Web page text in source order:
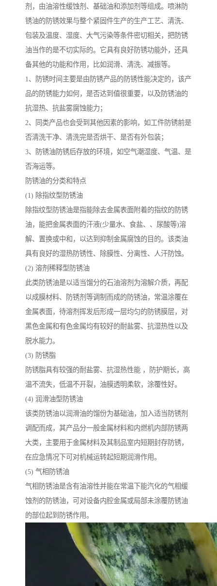
剂，由油溶性缓蚀剂、基础油和添加剂等组成。喷淋防
锈油的防锈效果与整个紧固件生产的生产工艺、清洗、
包装及温度、湿度、大气污染等条件密切相关，把防锈
油当作的是不切实际的。它具有良好防锈功能外，还具
备其他的功能和作用，比如润滑、清洗、减振等。
1、防锈时间主要是由防锈产品的防锈性能决定的，该产
品的防锈能力如何，是否达到值很重要，以及防锈油的
抗湿热、抗盐雾腐蚀能力；
2、同类产品也会受到其他因素的影响，如工件防锈前是
否清洗干净、清洗完是否烘干、是否有外包装；
3、防锈油防锈后存放的环境，如空气潮湿度、气温、是
否海运等。
防锈油的分类和特点
(1) 除指纹型防锈油
除指纹型防锈油是指能除去金属表面附着的指纹的防锈
油，能把金属表面的汗液(少量水、食盐、、尿酸等)溶
解、置换或中和，以达到抑制金属腐蚀的目的。该类油
具有良好的湿热防锈性、除膜性、分离性、人汗防蚀。
(2) 溶剂稀释型防锈油
此类防锈油是以适当馏分的石油溶剂为溶解介质，再配
以成膜材料、防锈剂等调制而成的防锈油，常温涂覆在
金属表面，待溶剂挥发后形成一层均匀的防锈膜层，对
黑色金属和有色金属均有较好的耐盐雾、抗湿热性以及
脱水能力。
(3) 防锈脂
防锈脂具有较强的耐盐雾、抗湿热性能 ，防护期长，高
温不流失，低温不开裂，油膜透明柔软，涂覆性好。
(4) 润滑油型防锈油
该类防锈油以润滑油的馏份为基础油，加入适当防锈剂
调配而成，其产品分一般金属材料和内燃机内部防锈两
大类，主要用于金属材料及其制品室内短期封存防锈，
在应急情况下可对机械运转起短期润滑作用。
(5) 气相防锈油
气相防锈油是含有油溶性并能在常温下能汽化的气相缓
蚀剂的防锈油，可对设备内腔金属或局部未涂覆防锈油
的部位起到防锈作用。